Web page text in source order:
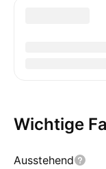
Wichtige
Ausstehend